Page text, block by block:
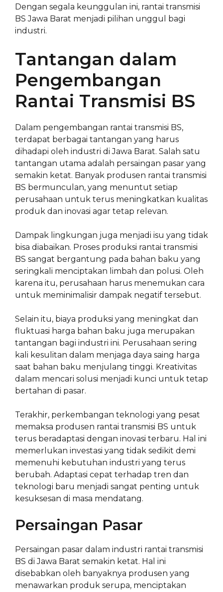
Dengan segala keunggulan ini, rantai transmisi
BS Jawa Barat menjadi pilihan unggul bagi
industri.
Tantangan dalam
Pengembangan
Rantai Transmisi BS
Dalam pengembangan rantai transmisi BS,
terdapat berbagai tantangan yang harus
dihadapi oleh industri di Jawa Barat. Salah satu
tantangan utama adalah persaingan pasar yang
semakin ketat. Banyak produsen rantai transmisi
BS bermunculan, yang menuntut setiap
perusahaan untuk terus meningkatkan kualitas
produk dan inovasi agar tetap relevan.
Dampak lingkungan juga menjadi isu yang tidak
bisa diabaikan. Proses produksi rantai transmisi
BS sangat bergantung pada bahan baku yang
seringkali menciptakan limbah dan polusi. Oleh
karena itu, perusahaan harus menemukan cara
untuk meminimalisir dampak negatif tersebut.
Selain itu, biaya produksi yang meningkat dan
fluktuasi harga bahan baku juga merupakan
tantangan bagi industri ini. Perusahaan sering
kali kesulitan dalam menjaga daya saing harga
saat bahan baku menjulang tinggi. Kreativitas
dalam mencari solusi menjadi kunci untuk tetap
bertahan di pasar.
Terakhir, perkembangan teknologi yang pesat
memaksa produsen rantai transmisi BS untuk
terus beradaptasi dengan inovasi terbaru. Hal ini
memerlukan investasi yang tidak sedikit demi
memenuhi kebutuhan industri yang terus
berubah. Adaptasi cepat terhadap tren dan
teknologi baru menjadi sangat penting untuk
kesuksesan di masa mendatang.
Persaingan Pasar
Persaingan pasar dalam industri rantai transmisi
BS di Jawa Barat semakin ketat. Hal ini
disebabkan oleh banyaknya produsen yang
menawarkan produk serupa, menciptakan